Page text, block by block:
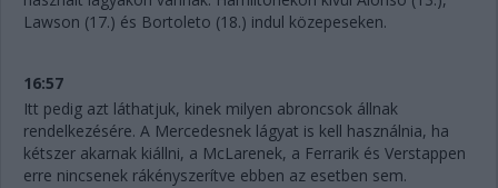
Lawson (17.) és Bortoleto (18.) indul közepeseken.
16:57
Itt pedig azt láthatjuk, kinek milyen abroncsok állnak
rendelkezésére. A Mercedesnek lágyat is kell használnia, ha
kétszer akarnak kiállni, a McLarenek, a Ferrarik és Verstappen
erre nincsenek rákényszerítve ebben az esetben sem.